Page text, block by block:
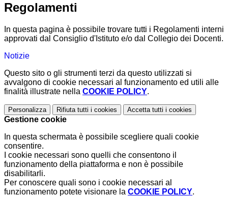
Regolamenti
In questa pagina è possibile trovare tutti i Regolamenti interni
approvati dal Consiglio d'Istituto e/o dal Collegio dei Docenti.
Notizie
Questo sito o gli strumenti terzi da questo utilizzati si
avvalgono di cookie necessari al funzionamento ed utili alle
finalità illustrate nella COOKIE POLICY.
Personalizza Rifiuta tutti i cookies Accetta tutti i cookies
Gestione cookie
In questa schermata è possibile scegliere quali cookie
consentire.
I cookie necessari sono quelli che consentono il
funzionamento della piattaforma e non è possibile
disabilitarli.
Per conoscere quali sono i cookie necessari al
funzionamento potete visionare la COOKIE POLICY.